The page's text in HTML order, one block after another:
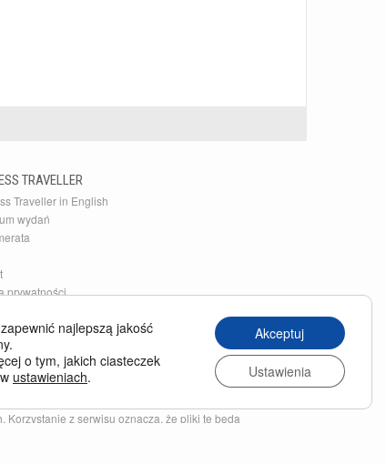
TRAVELLER
Traveller in English
wydań
prywatności
przede wszystkim w celu zapewnienia
Korzystanie z serwisu oznacza, że pliki te będą
najlepszą jakość
o tym, jakich ciasteczek
ustawieniach.
Akceptuj
Ustawienia